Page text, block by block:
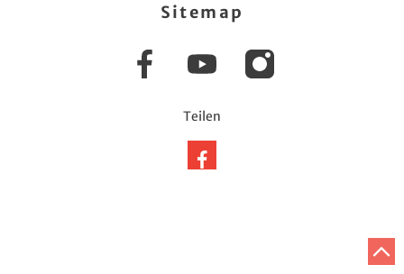
Teilen
Auf
FacebookYouTubeInstagram
Sitemap